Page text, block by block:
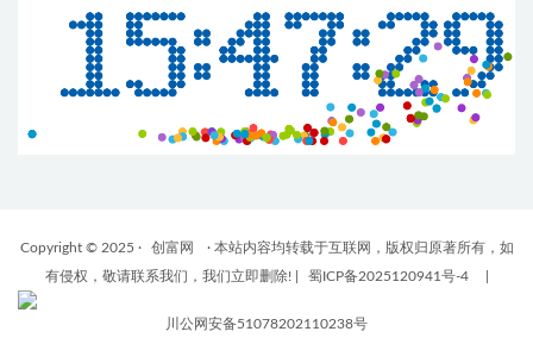
Copyright © 2025 · 创富网
· 本站内容均转载于互联网，版权归原著所有，如
有侵权，敬请联系我们，我们立即删除!
蜀ICP备2025120941号-4
川公网安备51078202110238号